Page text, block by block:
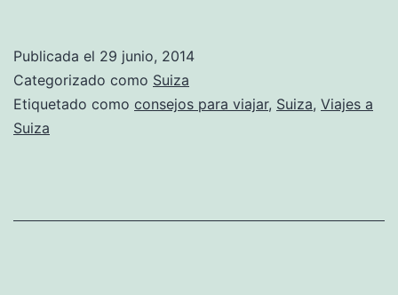
Publicada el 29 junio, 2014
Categorizado como Suiza
Etiquetado como consejos para viajar, Suiza, Viajes a
Suiza